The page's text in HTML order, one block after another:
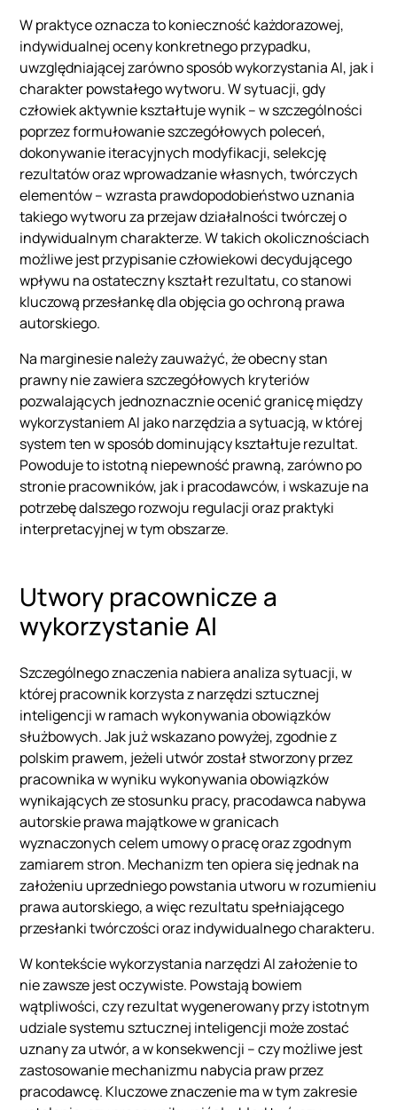
W praktyce oznacza to konieczność każdorazowej,
indywidualnej oceny konkretnego przypadku,
uwzględniającej zarówno sposób wykorzystania AI, jak i
charakter powstałego wytworu. W sytuacji, gdy
człowiek aktywnie kształtuje wynik – w szczególności
poprzez formułowanie szczegółowych poleceń,
dokonywanie iteracyjnych modyfikacji, selekcję
rezultatów oraz wprowadzanie własnych, twórczych
elementów – wzrasta prawdopodobieństwo uznania
takiego wytworu za przejaw działalności twórczej o
indywidualnym charakterze. W takich okolicznościach
możliwe jest przypisanie człowiekowi decydującego
wpływu na ostateczny kształt rezultatu, co stanowi
kluczową przesłankę dla objęcia go ochroną prawa
autorskiego.
Na marginesie należy zauważyć, że obecny stan
prawny nie zawiera szczegółowych kryteriów
pozwalających jednoznacznie ocenić granicę między
wykorzystaniem AI jako narzędzia a sytuacją, w której
system ten w sposób dominujący kształtuje rezultat.
Powoduje to istotną niepewność prawną, zarówno po
stronie pracowników, jak i pracodawców, i wskazuje na
potrzebę dalszego rozwoju regulacji oraz praktyki
interpretacyjnej w tym obszarze.
Utwory pracownicze a
wykorzystanie AI
Szczególnego znaczenia nabiera analiza sytuacji, w
której pracownik korzysta z narzędzi sztucznej
inteligencji w ramach wykonywania obowiązków
służbowych. Jak już wskazano powyżej, zgodnie z
polskim prawem, jeżeli utwór został stworzony przez
pracownika w wyniku wykonywania obowiązków
wynikających ze stosunku pracy, pracodawca nabywa
autorskie prawa majątkowe w granicach
wyznaczonych celem umowy o pracę oraz zgodnym
zamiarem stron. Mechanizm ten opiera się jednak na
założeniu uprzedniego powstania utworu w rozumieniu
prawa autorskiego, a więc rezultatu spełniającego
przesłanki twórczości oraz indywidualnego charakteru.
W kontekście wykorzystania narzędzi AI założenie to
nie zawsze jest oczywiste. Powstają bowiem
wątpliwości, czy rezultat wygenerowany przy istotnym
udziale systemu sztucznej inteligencji może zostać
uznany za utwór, a w konsekwencji – czy możliwe jest
zastosowanie mechanizmu nabycia praw przez
pracodawcę. Kluczowe znaczenie ma w tym zakresie